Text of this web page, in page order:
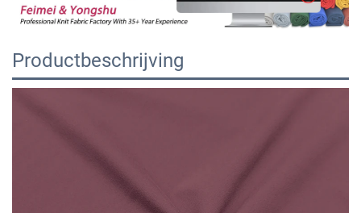
Productbeschrijving